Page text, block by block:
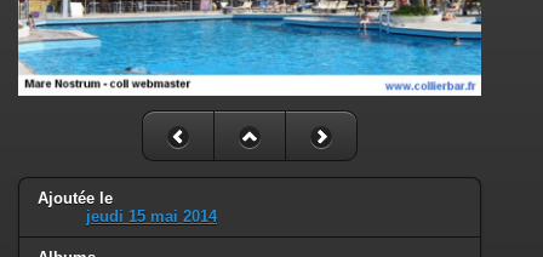
Ajoutée le
jeudi 15 mai 2014